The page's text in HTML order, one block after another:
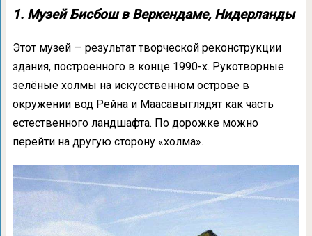
1. Музей Бисбош в Веркендаме, Нидерланды
Этот музей — результат творческой реконструкции
здания, построенного в конце 1990-х. Рукотворные
зелёные холмы на искусственном острове в
окружении вод Рейна и Маасавыглядят как часть
естественного ландшафта. По дорожке можно
перейти на другую сторону «холма».